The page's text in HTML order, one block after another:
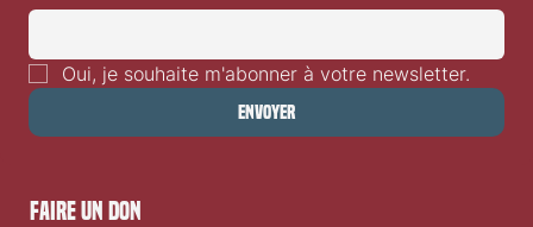
Oui, je souhaite m'abonner à votre newsletter.
Envoyer
faire un don